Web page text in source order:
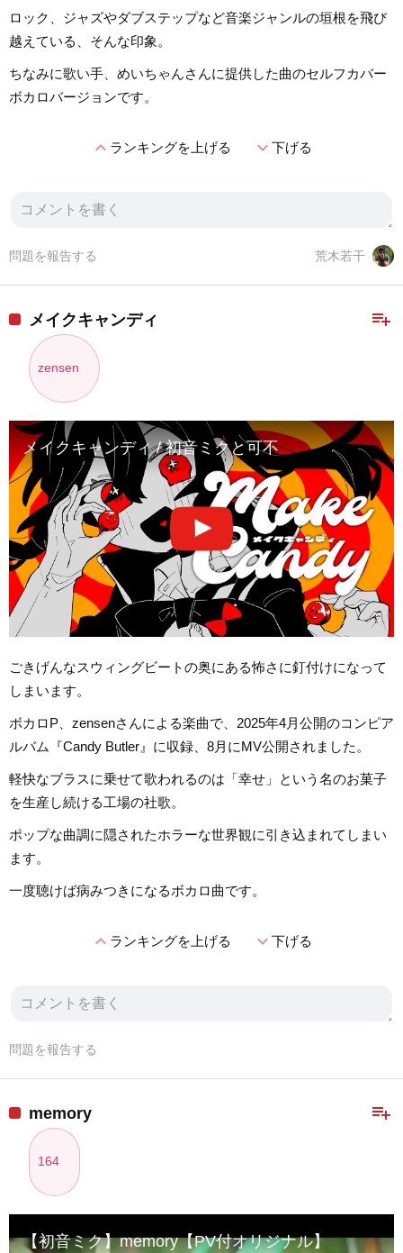
ロック、ジャズやダブステップなど音楽ジャンルの垣根を飛び
越えている、そんな印象。
ちなみに歌い手、めいちゃんさんに提供した曲のセルフカバー
ボカロバージョンです。
expand_lessランキングを上げる expand_more下げる
荒木若干
問題を報告する
playlist_add
メイクキャンディ
zensen
メイクキャンディ / 初音ミクと可不
ごきげんなスウィングビートの奥にある怖さに釘付けになって
しまいます。
ボカロP、zensenさんによる楽曲で、2025年4月公開のコンピア
ルバム『Candy Butler』に収録、8月にMV公開されました。
軽快なブラスに乗せて歌われるのは「幸せ」という名のお菓子
を生産し続ける工場の社歌。
ポップな曲調に隠されたホラーな世界観に引き込まれてしまい
ます。
一度聴けば病みつきになるボカロ曲です。
expand_lessランキングを上げる expand_more下げる
問題を報告する
playlist_add
memory
164
【初音ミク】memory【PV付オリジナル】